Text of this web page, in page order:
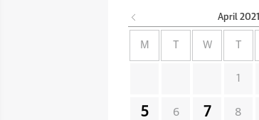
April 2021
M W
1
5 6 7 8